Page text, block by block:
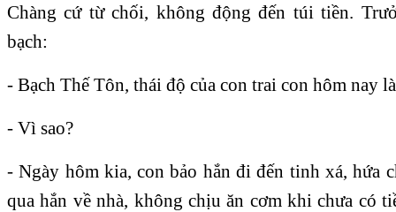
Chàng cứ từ chối, không động đến túi tiền.
bạch:
- Bạch Thế Tôn, thái độ của con trai con hôm nay
- Vì sao?
- Ngày hôm kia, con bảo hắn đi đến tinh xá, hứa
qua hắn về nhà, không chịu ăn cơm khi chưa có